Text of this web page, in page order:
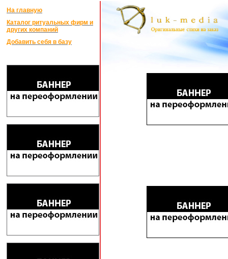
На главную
Каталог ритуальных фирм и
других компаний
Добавить себя в базу